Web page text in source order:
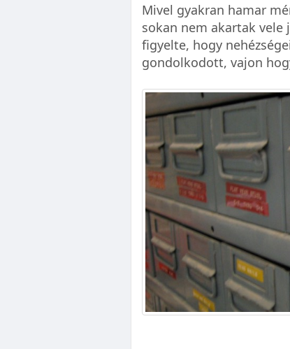
Mivel gyakran hamar
sokan nem akartak vele
figyelte, hogy
gondolkodott, vajon